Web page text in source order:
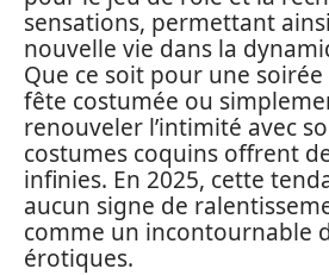
sensations, permettant
nouvelle vie dans la
Que ce soit pour une soirée
fête costumée ou
renouveler l’intimité avec
costumes coquins offrent
infinies. En 2025, cette
aucun signe de
comme un incontournable
érotiques.